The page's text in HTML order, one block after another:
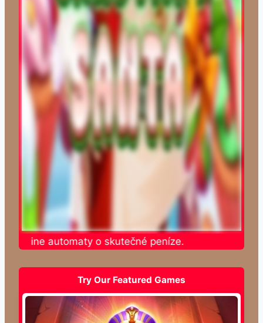
automaty o skutečné peníze.
Try Our Featured Games